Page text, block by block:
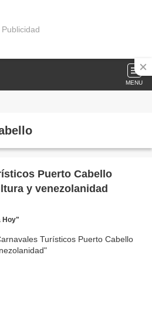
Publicidad
MENU
Puerto Cabello
y venezolanidad
Hoy"